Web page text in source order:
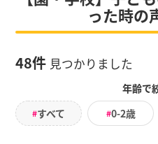
った時の
48件 見つかりました
年齢で
#すべて #0-2歳